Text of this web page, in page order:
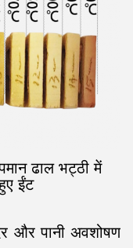
ढाल भट्ठी में
ईंट
और पानी अवशोषण